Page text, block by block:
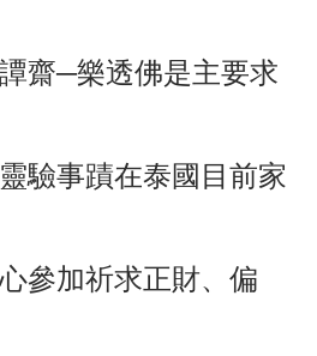
齋─樂透佛是主要求
驗事蹟在泰國目前家
參加祈求正財、偏